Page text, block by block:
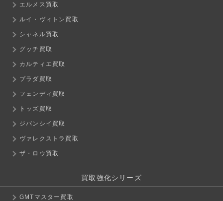
エルメス買取
ルイ・ヴィトン買取
シャネル買取
グッチ買取
カルティエ買取
プラダ買取
フェンディ買取
トッズ買取
ジバンシイ買取
ヴァレクストラ買取
ザ・ロウ買取
買取強化シリーズ
GMTマスター買取